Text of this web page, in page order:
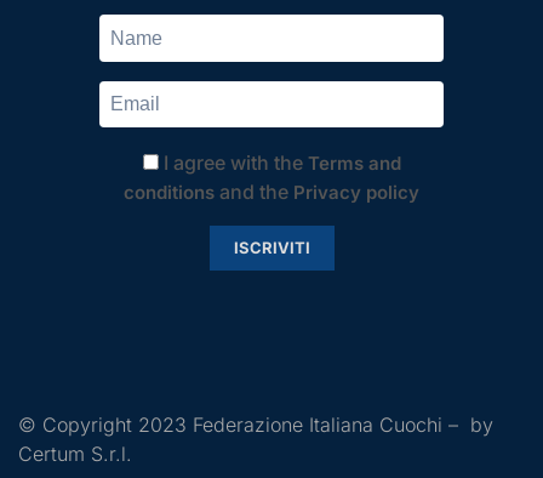
I agree with the Terms and
conditions and the Privacy policy
ISCRIVITI
© Copyright 2023 Federazione Italiana Cuochi – by
Certum S.r.l.